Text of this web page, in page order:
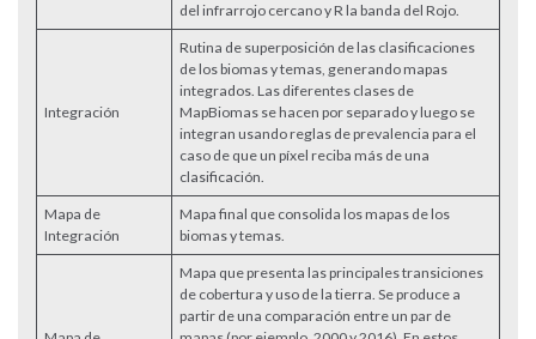
del infrarrojo cercano y R la banda del Rojo.
Integración
Rutina de superposición de las clasificaciones
de los biomas y temas, generando mapas
integrados. Las diferentes clases de
MapBiomas se hacen por separado y luego se
integran usando reglas de prevalencia para el
caso de que un píxel reciba más de una
clasificación.
Mapa de
Integración
Mapa final que consolida los mapas de los
biomas y temas.
Mapa que presenta las principales transiciones
de cobertura y uso de la tierra. Se produce a
partir de una comparación entre un par de